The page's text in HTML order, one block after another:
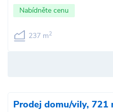
Nabídněte cenu
237 m2
Prodej domu/vily, 721